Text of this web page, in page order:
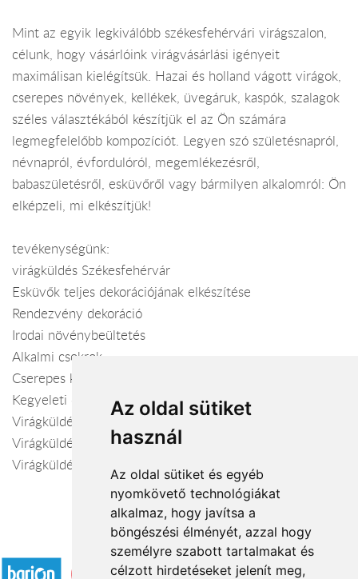
Az oldal sütiket
használ
Az oldal sütiket és egyéb
nyomkövető technológiákat
alkalmaz, hogy javítsa a
böngészési élményét, azzal hogy
személyre szabott tartalmakat és
célzott hirdetéseket jelenít meg,
Mint az egyik legkiválóbb székesfehérvári virágszalon,
célunk, hogy vásárlóink virágvásárlási igényeit
maximálisan kielégítsük. Hazai és holland vágott virágok,
cserepes növények, kellékek, üvegáruk, kaspók, szalagok
széles választékából készítjük el az Ön számára
legmegfelelőbb kompozíciót. Legyen szó születésnapról,
névnapról, évfordulóról, megemlékezésről,
babaszületésről, esküvőről vagy bármilyen alkalomról: Ön
elképzeli, mi elkészítjük!
tevékenységünk:
virágküldés Székesfehérvár
Esküvők teljes dekorációjának elkészítése
Rendezvény dekoráció
Irodai növénybeültetés
Alkalmi csokrok
Cserepes kompozíciók
Kegyeleti díszek
Virágküldés Székesfehérvár és vonzáskörzetében
Virágküldés Magyarországon belül
Virágküldés világszerte 24 órán belül
Elfogadott fizetési módok